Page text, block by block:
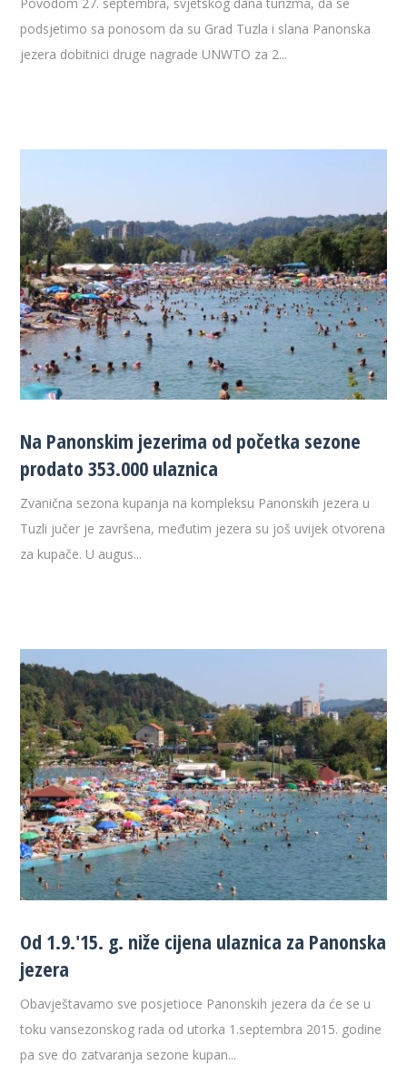
podsjetimo sa ponosom da su Grad Tuzla i slana Panonska
jezera dobitnici druge nagrade UNWTO za 2...
Na Panonskim jezerima od početka sezone
prodato 353.000 ulaznica
Zvanična sezona kupanja na kompleksu Panonskih jezera u
Tuzli jučer je završena, međutim jezera su još uvijek otvorena
za kupače. U augus...
Od 1.9.'15. g. niže cijena ulaznica za Panonska
jezera
Obavještavamo sve posjetioce Panonskih jezera da će se u
toku vansezonskog rada od utorka 1.septembra 2015. godine
pa sve do zatvaranja sezone kupan...